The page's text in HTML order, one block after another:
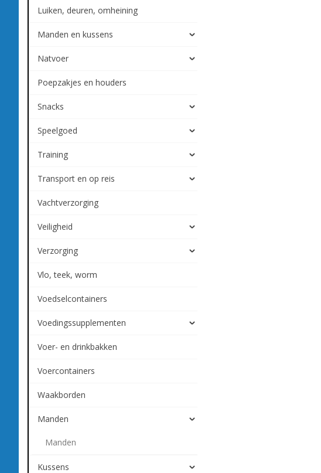
Luiken, deuren, omheining
Manden en kussens
Natvoer
Poepzakjes en houders
Snacks
Speelgoed
Training
Transport en op reis
Vachtverzorging
Veiligheid
Verzorging
Vlo, teek, worm
Voedselcontainers
Voedingssupplementen
Voer- en drinkbakken
Voercontainers
Waakborden
Manden
Manden
Kussens